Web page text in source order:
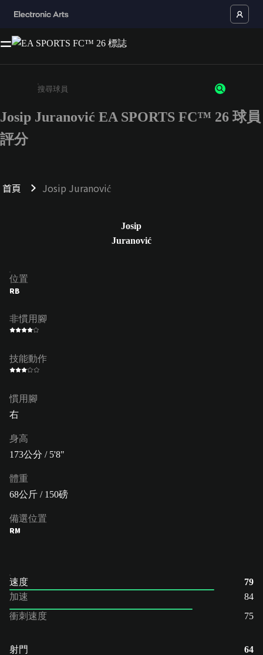
請輸入至少 3 個字元或數字
Josip Juranović EA SPORTS FC™ 26 球員
評分
首頁 Josip Juranović
Josip
Juranović
位置
RB
非慣用腳
技能動作
慣用腳
右
身高
173公分 / 5'8"
體重
68公斤 / 150磅
備選位置
RM
速度
79
加速
84
衝刺速度
75
射門
64